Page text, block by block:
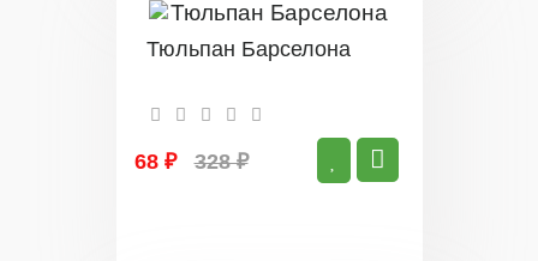
Тюльпан Барселона
68 ₽ 328 ₽